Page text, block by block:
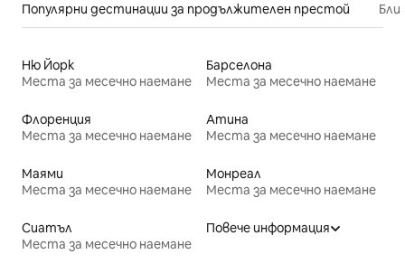
Популярни дестинации за продължителен престой
Ню Йорк
Места за месечно наемане
Барселона
Места за месечно наемане
Флоренция
Места за месечно наемане
Атина
Места за месечно наемане
Маями
Места за месечно наемане
Монреал
Места за месечно наемане
Сиатъл
Места за месечно наемане
Повече информация